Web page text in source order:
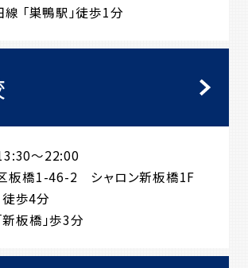
線 「巣鴨駅」徒歩1分
13:30～22:00
板橋1-46-2 シャロン新板橋1F
徒歩4分
板橋」歩3分